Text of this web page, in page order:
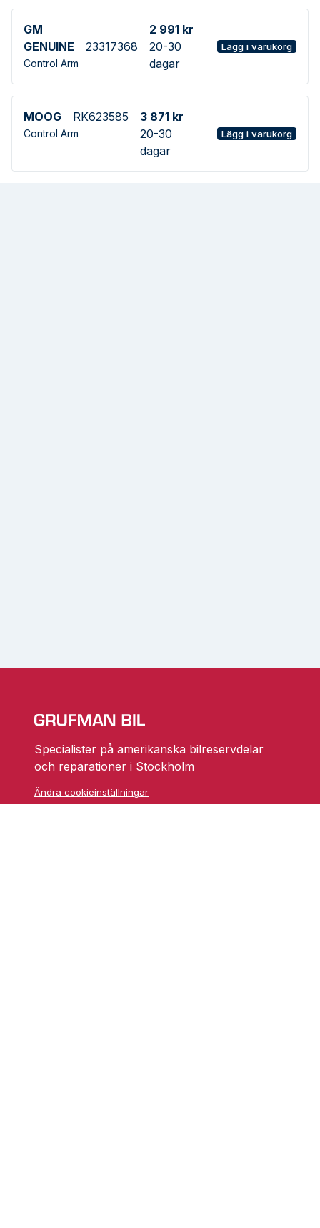
GM
GENUINE
23317368
Control Arm
2 991 kr
20-30
dagar
Lägg i varukorg
MOOG RK623585
Control Arm
3 871 kr
20-30
dagar
Lägg i varukorg
Specialister på amerikanska bilreservdelar
och reparationer i Stockholm
Ändra cookieinställningar